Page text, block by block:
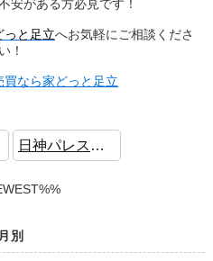
安がある方必見です！
っと足立へお気軽にご相談くださ
い！
買なら家どっと足立
日神パレステージわらびリノプレイス 中古マンション ペット飼育可
月別